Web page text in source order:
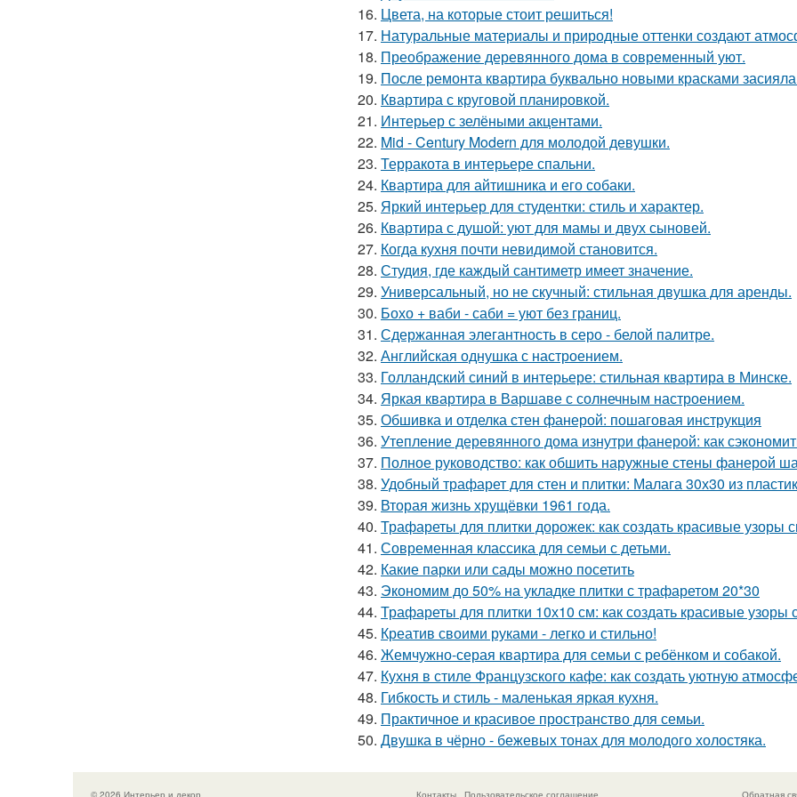
16. Цвета, на которые стоит решиться!
17. Натуральные материалы и природные оттенки создают
18. Преображение деревянного дома в современный уют.
19. После ремонта квартира буквально новыми красками
20. Квартира с круговой планировкой.
21. Интерьер с зелёными акцентами.
22. Mid - Century Modern для молодой девушки.
23. Терракота в интерьере спальни.
24. Квартира для айтишника и его собаки.
25. Яркий интерьер для студентки: стиль и характер.
26. Квартира с душой: уют для мамы и двух сыновей.
27. Когда кухня почти невидимой становится.
28. Студия, где каждый сантиметр имеет значение.
29. Универсальный, но не скучный: стильная двушка для аренды.
30. Бохо + ваби - саби = уют без границ.
31. Сдержанная элегантность в серо - белой палитре.
32. Английская однушка с настроением.
33. Голландский синий в интерьере: стильная квартира в Минске.
34. Яркая квартира в Варшаве с солнечным настроением.
35. Обшивка и отделка стен фанерой: пошаговая инструкция
36. Утепление деревянного дома изнутри фанерой: как
37. Полное руководство: как обшить наружные стены фанерой
38. Удобный трафарет для стен и плитки: Малага 30х30 из
39. Вторая жизнь хрущёвки 1961 года.
40. Трафареты для плитки дорожек: как создать красивые узоры
41. Современная классика для семьи с детьми.
42. Какие парки или сады можно посетить
43. Экономим до 50% на укладке плитки с трафаретом 20*30
44. Трафареты для плитки 10х10 см: как создать красивые узоры
45. Креатив своими руками - легко и стильно!
46. Жемчужно-серая квартира для семьи с ребёнком и собакой.
47. Кухня в стиле Французского кафе: как создать уютную
48. Гибкость и стиль - маленькая яркая кухня.
49. Практичное и красивое пространство для семьи.
50. Двушка в чёрно - бежевых тонах для молодого холостяка.
© 2026 Интерьер и декор Контакты Пользовательское соглашение Обратная